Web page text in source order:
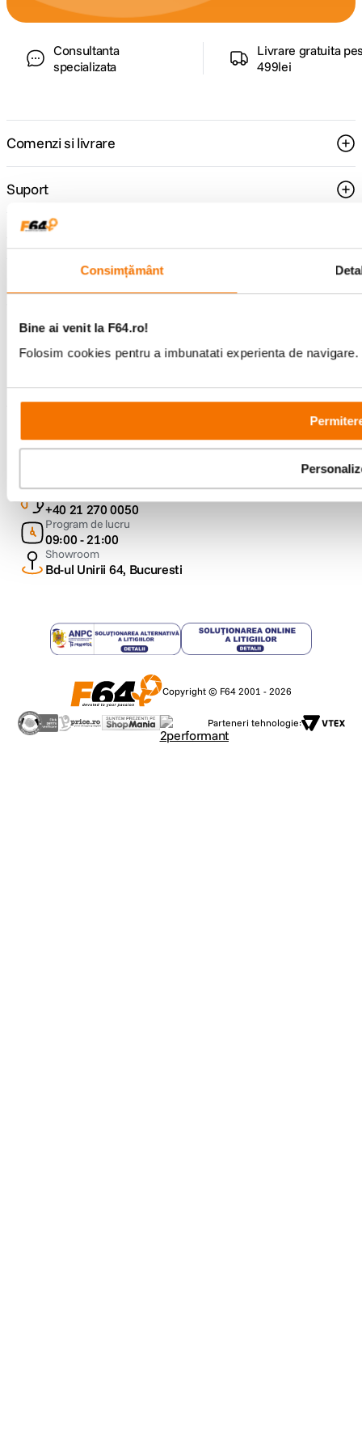
Consimțământ
Bine ai venit la F64.ro!
Folosim cookies pentru a imbunatati experienta de
computer
ALTE CARACTERISTICI:
acumulator
compatibil
DB-120
DIMENSIUNE / GREUTATE:
Dimensiuni 109.4 x 61.1 x 32.7 mm
Consultanta
specializata
Livrare gratuita
499lei
Comenzi si livrare
Suport
Service si garantii
Comenzi si suport
+40 21 270 0050
Program de lucru
09:00 - 21:00
Showroom
Bd-ul Unirii 64, Bucuresti
Copyright © F64 2001 - 2026
Parteneri tehnologie: